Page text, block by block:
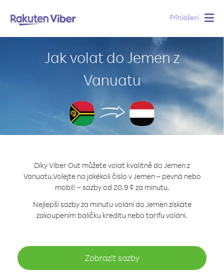
Přihlášení
Jak volat do Jemen z
Vanuatu
Díky Viber Out můžete volat kvalitně do Jemen z
Vanuatu.Volejte na jakékoli číslo v Jemen – pevná nebo
mobil! – sazby od 20.9 ¢ za minutu.
Nejlepší sazby za minutu volání do Jemen získáte
zakoupením balíčku kreditu nebo tarifu volání.
Zobrazit sazby